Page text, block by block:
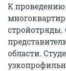
К
области.